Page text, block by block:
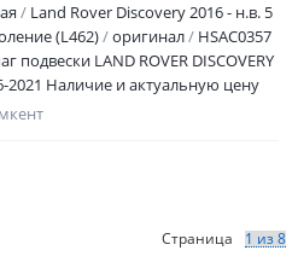
и продажей компрессоров и
для автомобильных
на протяжений 10 лет.
компрессора и запчасти
по регионам
Land Rover Discovery 2016 - н.в. 5
(L462)
оригинал
HSAC0357
подвески LAND ROVER DISCOVERY
2021 Наличие и актуальную цену
у менеджера
Страница